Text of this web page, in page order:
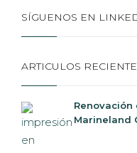
SÍGUENOS EN
ARTICULOS
Marineland